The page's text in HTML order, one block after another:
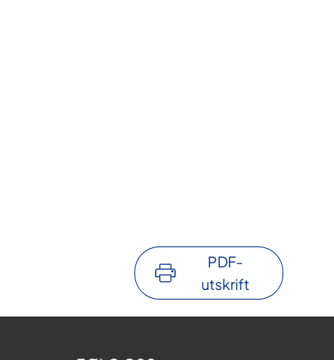
PDF-
utskrift